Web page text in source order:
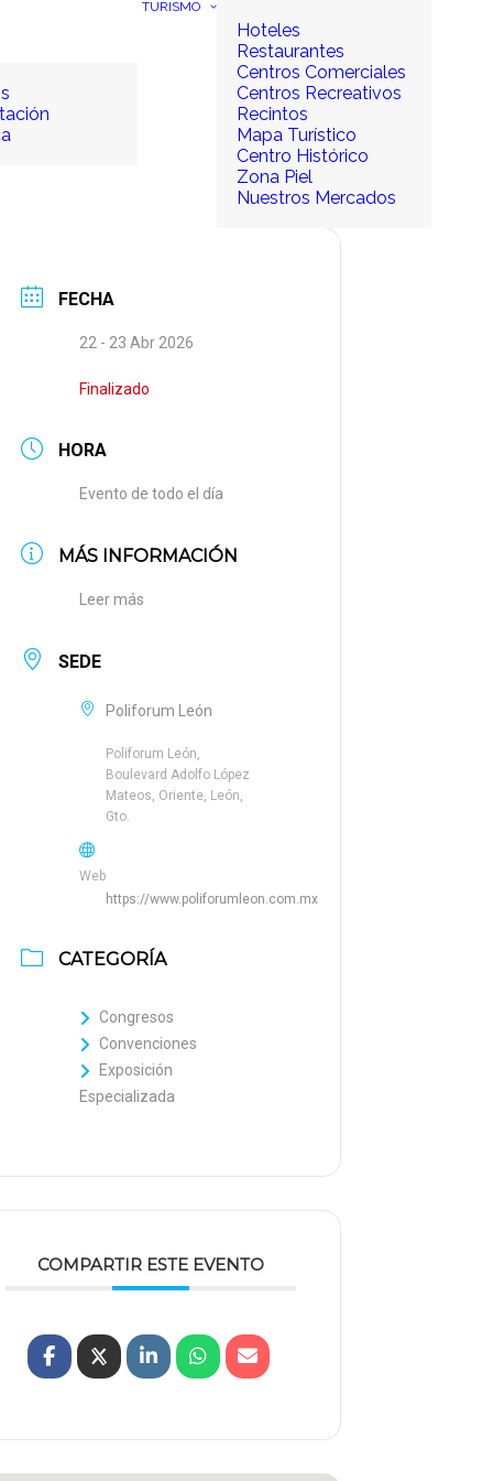
TURISMO
Hoteles
Restaurantes
Centros Comerciales
Centros Recreativos
Recintos
Mapa Turístico
Centro Histórico
Zona Piel
Nuestros Mercados
FECHA
22 - 23 Abr 2026
Finalizado
HORA
Evento de todo el día
MÁS INFORMACIÓN
Leer más
SEDE
Poliforum León
Poliforum León,
Boulevard Adolfo López
Mateos, Oriente, León,
Gto.
Web
https://www.poliforumleon.com.mx
CATEGORÍA
Congresos
Convenciones
Exposición
Especializada
COMPARTIR ESTE EVENTO